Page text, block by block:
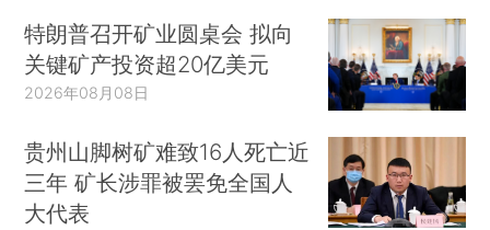
特朗普召开矿业圆桌会 拟向
关键矿产投资超20亿美元
2026年08月08日
贵州山脚树矿难致16人死亡近
三年 矿长涉罪被罢免全国人
大代表